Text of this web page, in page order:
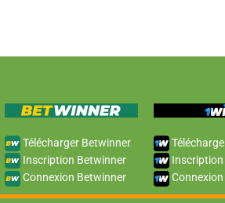
Télécharger Betwinner
Inscription Betwinner
Connexion Betwinner
Inscription
Connexion